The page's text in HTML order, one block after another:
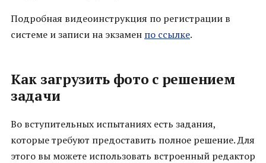
Подробная видеоинструкция по регистрации в
системе и записи на экзамен по ссылке.
Как загрузить фото с решением
задачи
Во вступительных испытаниях есть задания,
которые требуют предоставить полное решение. Для
этого вы можете использовать встроенный редактор